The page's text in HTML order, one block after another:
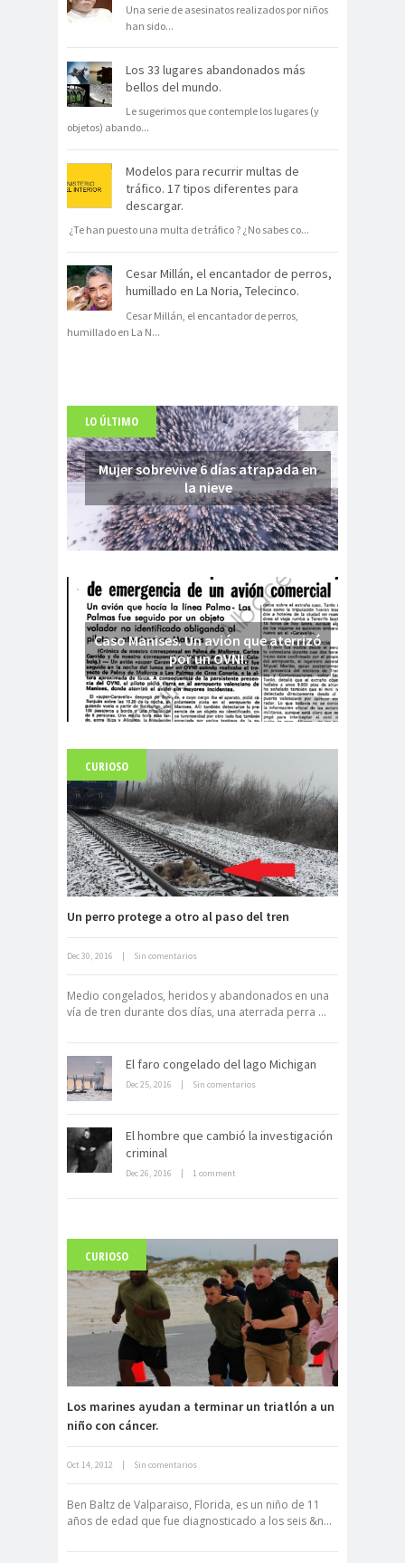
Una serie de asesinatos realizados por niños
han sido...
Los 33 lugares abandonados más
bellos del mundo.
Le sugerimos que contemple los lugares (y
objetos) abando...
Modelos para recurrir multas de
tráfico. 17 tipos diferentes para
descargar.
¿Te han puesto una multa de tráfico ? ¿No sabes co...
Cesar Millán, el encantador de perros,
humillado en La Noria, Telecinco.
Cesar Millán, el encantador de perros,
humillado en La N...
LO ÚLTIMO
Mujer sobrevive 6 días atrapada en
la nieve
Caso Manises. Un avión que aterrizó
por un OVNI.
Fuerte abandonado del siglo XIX
ciencia para triunfar en el comercio
electrónico
Dentro de un manicomio
abandonado
Carlo Acutis, el beato incorrupto de
15 años
Archivo Getty, un tesoro bajo tierra
CURIOSO
Un perro protege a otro al paso del tren
Dec 30, 2016 | Sin comentarios
Medio congelados, heridos y abandonados en una
vía de tren durante dos días, una aterrada perra ...
El faro congelado del lago Michigan
Dec 25, 2016 | Sin comentarios
El hombre que cambió la investigación
criminal
Dec 26, 2016 | 1 comment
CURIOSO
Los marines ayudan a terminar un triatlón a un
niño con cáncer.
Oct 14, 2012 | Sin comentarios
Ben Baltz de Valparaiso, Florida, es un niño de 11
años de edad que fue diagnosticado a los seis &n...